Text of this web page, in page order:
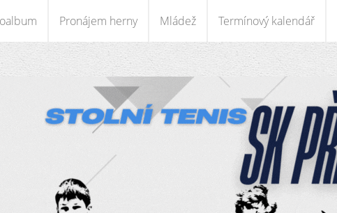
Pronájem herny Mládež Termínový kalendář